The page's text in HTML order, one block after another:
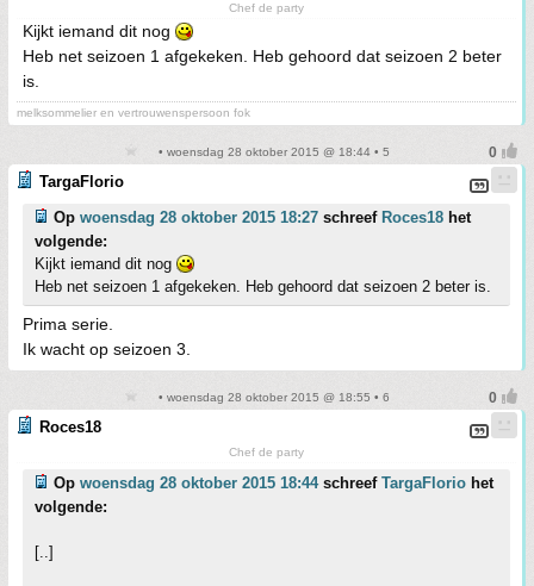
Chef de party
Kijkt iemand dit nog
Heb net seizoen 1 afgekeken. Heb gehoord dat seizoen 2 beter
is.
melksommelier en vertrouwenspersoon fok
• woensdag 28 oktober 2015 @ 18:44 • 5
TargaFlorio
Op woensdag 28 oktober 2015 18:27 schreef Roces18 het
volgende:
Kijkt iemand dit nog
Heb net seizoen 1 afgekeken. Heb gehoord dat seizoen 2 beter is.
Prima serie.
Ik wacht op seizoen 3.
• woensdag 28 oktober 2015 @ 18:55 • 6
Roces18
Chef de party
Op woensdag 28 oktober 2015 18:44schreef TargaFlorio het
volgende:
[..]